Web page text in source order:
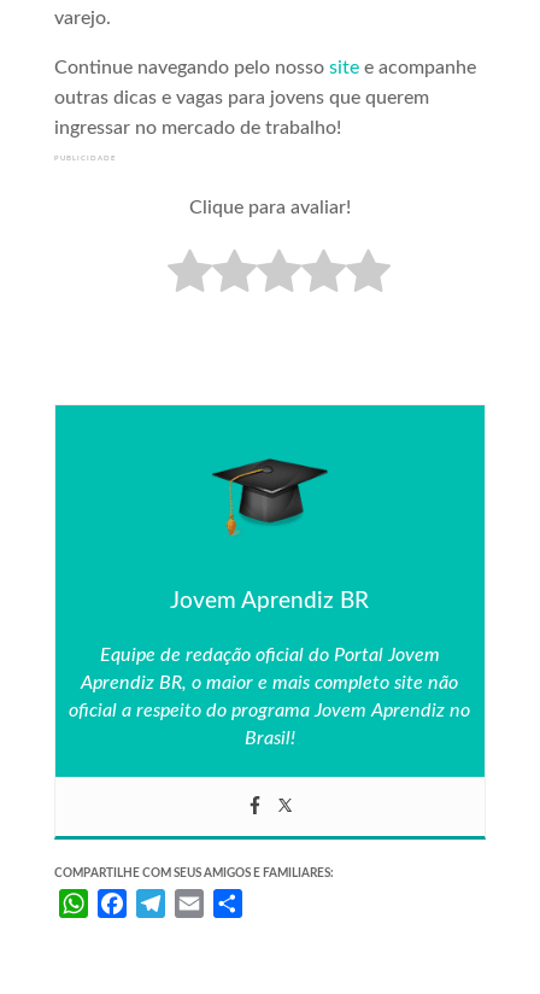
varejo.
Continue navegando pelo nosso sitee acompanhe
outras dicas e vagas para jovens que querem
ingressar no mercado de trabalho!
PUBLICIDADE
Clique para avaliar!
Jovem Aprendiz BR
Equipe de redação oficial do Portal Jovem
Aprendiz BR, o maior e mais completo site não
oficial a respeito do programa Jovem Aprendiz no
Brasil!
COMPARTILHE COM SEUS AMIGOS E FAMILIARES:
W